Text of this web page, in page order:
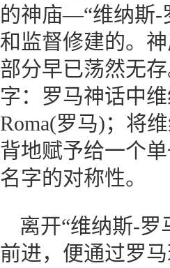
的神庙—“维纳斯-
和监督修建的。
部分早已荡然无
字：罗马神话中
Roma(罗马)；将
背地赋予给一个
名字的对称性。
离开“维纳斯-罗
前进，便通过罗